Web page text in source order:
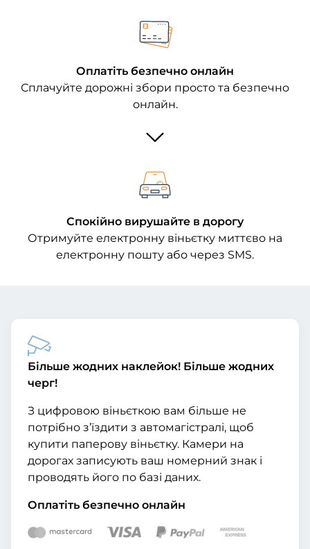
Оплатіть безпечно онлайн
Сплачуйте дорожні збори просто та безпечно
онлайн.
Спокійно вирушайте в дорогу
Отримуйте електронну віньєтку миттєво на
електронну пошту або через SMS.
Більше жодних наклейок! Більше жодних
черг!
З цифровою віньєткою вам більше не
потрібно з’їздити з автомагістралі, щоб
купити паперову віньєтку. Камери на
дорогах записують ваш номерний знак і
проводять його по базі даних.
Оплатіть безпечно онлайн